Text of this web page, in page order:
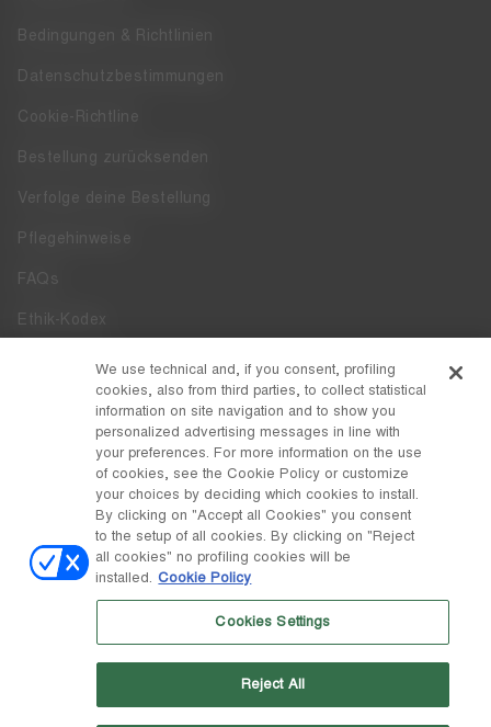
Bedingungen & Richtlinien
Datenschutzbestimmungen
Cookie-Richtline
Bestellung zurücksenden
Verfolge deine Bestellung
Pflegehinweise
FAQs
Ethik-Kodex
Whistleblowing
Zugänglichkeit
DISCOVER MOON BOOT
Facebook
LAND / WÄHRUNG
Belgien / € ändern
S.p.A. untersteht. Sitz in Giavera del Montello (TV) - Via Fante d'Italia
n. 56 | Grundkapital € 38.533.835,00 voll eingezahlt | Unternehmen
We use technical and, if you consent, profiling
cookies, also from third parties, to collect statistical
information on site navigation and to show you
personalized advertising messages in line with
your preferences. For more information on the use
of cookies, see the Cookie Policy or customize
your choices by deciding which cookies to install.
By clicking on "Accept all Cookies" you consent
to the setup of all cookies. By clicking on "Reject
all cookies" no profiling cookies will be
installed. Cookie Policy
Cookies Settings
Reject All